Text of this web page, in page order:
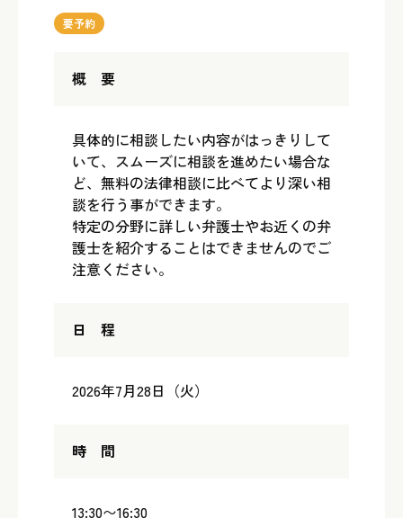
要予約
概 要
具体的に相談したい内容がはっきりして
いて、スムーズに相談を進めたい場合な
ど、無料の法律相談に比べてより深い相
談を行う事ができます。
特定の分野に詳しい弁護士やお近くの弁
護士を紹介することはできませんのでご
注意ください。
日 程
2026年7月28日（火）
時 間
13:30〜16:30